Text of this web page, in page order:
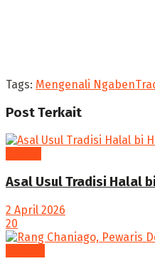
Tags: Mengenali Ngaben
PostTerkait
Asal Usul Tradisi Halal
2 April 2026
20